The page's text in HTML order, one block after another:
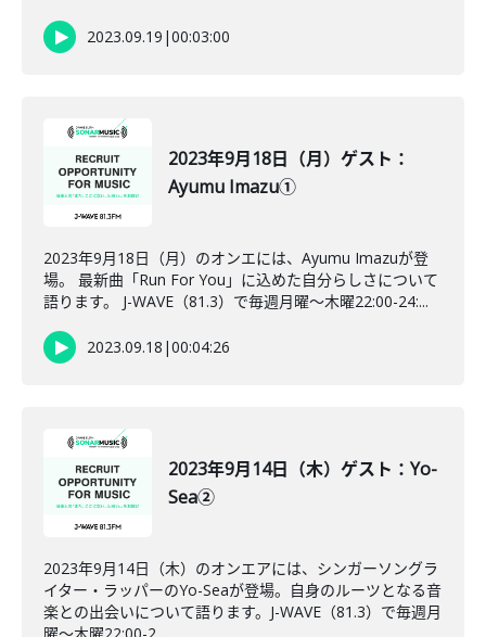
2023.09.19 |00:03:00
2023年9月18日（月）ゲスト：
Ayumu Imazu①
2023年9月18日（月）のオンエには、Ayumu Imazuが登
場。 最新曲「Run For You」に込めた自分らしさについて
語ります。 J-WAVE（81.3）で毎週月曜～木曜22:00-24:...
2023.09.18 |00:04:26
2023年9月14日（木）ゲスト：Yo-
Sea②
2023年9月14日（木）のオンエアには、シンガーソングラ
イター・ラッパーのYo-Seaが登場。自身のルーツとなる音
楽との出会いについて語ります。J-WAVE（81.3）で毎週月